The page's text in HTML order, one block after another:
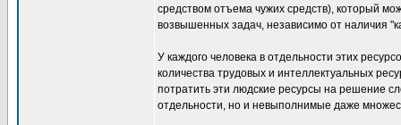
средством отъема чужих средств), который
возвышенных задач, независимо от наличия
У каждого человека в отдельности этих
количества трудовых и интеллектуальных
потратить эти людские ресурсы на решение
отдельности, но и невыполнимые даже